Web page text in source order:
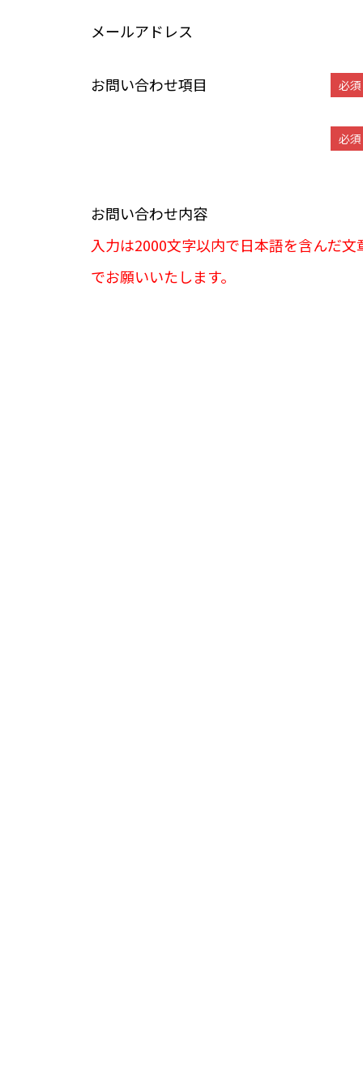
メールアドレス
お問い合わせ項目 必須
お問い合わせ内容
必須
入力は2000文字以内で日本語を含んだ文
でお願いいたします。